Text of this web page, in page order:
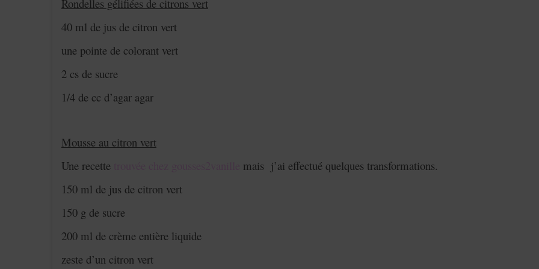
Rondelles gélifiées de citrons vert
40 ml de jus de citron vert
une pointe de colorant vert
2 cs de sucre
1/4 de cc d’agar agar
Mousse au citron vert
Une recette
mais j’ai effectué quelques transformations.
150 ml de jus de citron vert
150 g de sucre
200 ml de crème entière liquide
zeste d’un citron vert